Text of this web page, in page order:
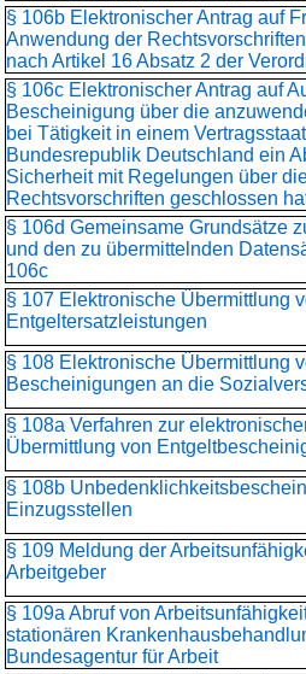
§ 106b Elektronischer Antrag auf
Anwendung der
nach Artikel 16 Absatz 2 der
§ 106c Elektronischer Antrag auf
Bescheinigung über die
bei Tätigkeit in einem
Bundesrepublik Deutschland ein
Sicherheit mit Regelungen über
Rechtsvorschriften geschlossen
§ 106d Gemeinsame Grundsätze
und den zu übermittelnden
106c
§ 107 Elektronische Übermittlung
Entgeltersatzleistungen
§ 108 Elektronische Übermittlung
Bescheinigungen an die
§ 108a Verfahren zur
Übermittlung von
§ 108b
Einzugsstellen
§ 109 Meldung der
Arbeitgeber
§ 109a Abruf von
stationären
Bundesagentur für Arbeit